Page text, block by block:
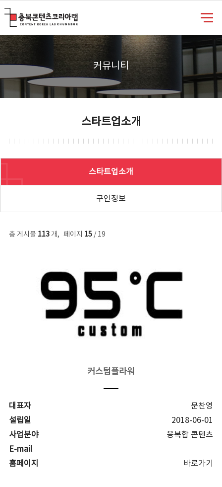
커뮤니티
스타트업소개
스타트업소개
구인정보
총 게시물 113개, 페이지 15/ 19
커스텀플라워
대표자
문찬영
설립일
2018-06-01
사업분야
융복합 콘텐츠
E-mail
홈페이지
바로가기